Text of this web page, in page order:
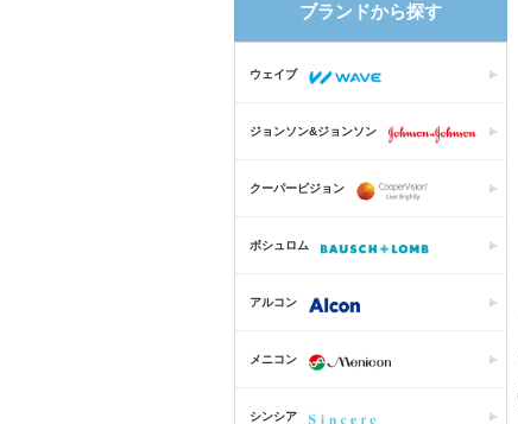
ブランドから探す
ウェイブ
ジョンソン&ジョンソン
クーパービジョン
ボシュロム
アルコン
メニコン
シンシア